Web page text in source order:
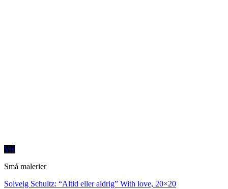
Vis
Små malerier
Solveig Schultz: “Altid eller aldrig” With love, 20×20